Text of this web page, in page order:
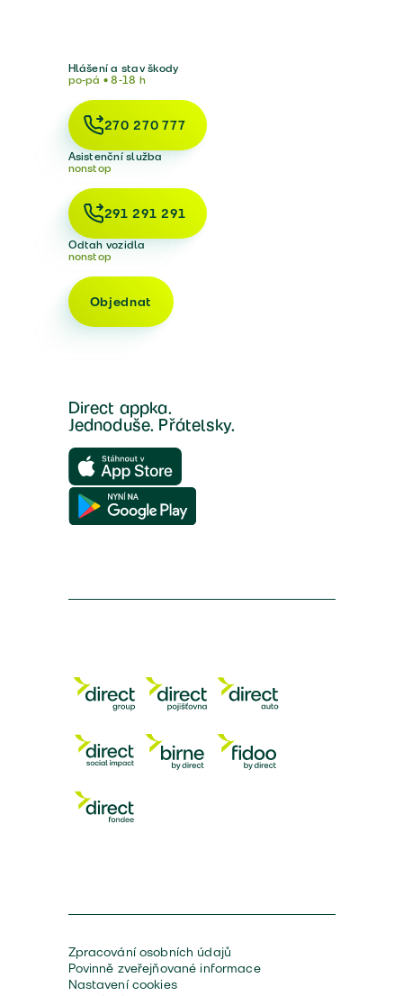
Hlášení a stav škody
po-pá • 8-18 h
270 270 777
Asistenční služba
nonstop
291 291 291
Odtah vozidla
nonstop
Objednat
Direct appka.
Jednoduše. Přátelsky.
Zpracování osobních údajů
Povinně zveřejňované informace
Nastavení cookies